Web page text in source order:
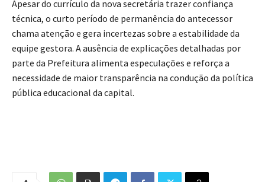
Apesar do currículo da nova secretária trazer confiança
técnica, o curto período de permanência do antecessor
chama atenção e gera incertezas sobre a estabilidade da
equipe gestora. A ausência de explicações detalhadas por
parte da Prefeitura alimenta especulações e reforça a
necessidade de maior transparência na condução da política
pública educacional da capital.